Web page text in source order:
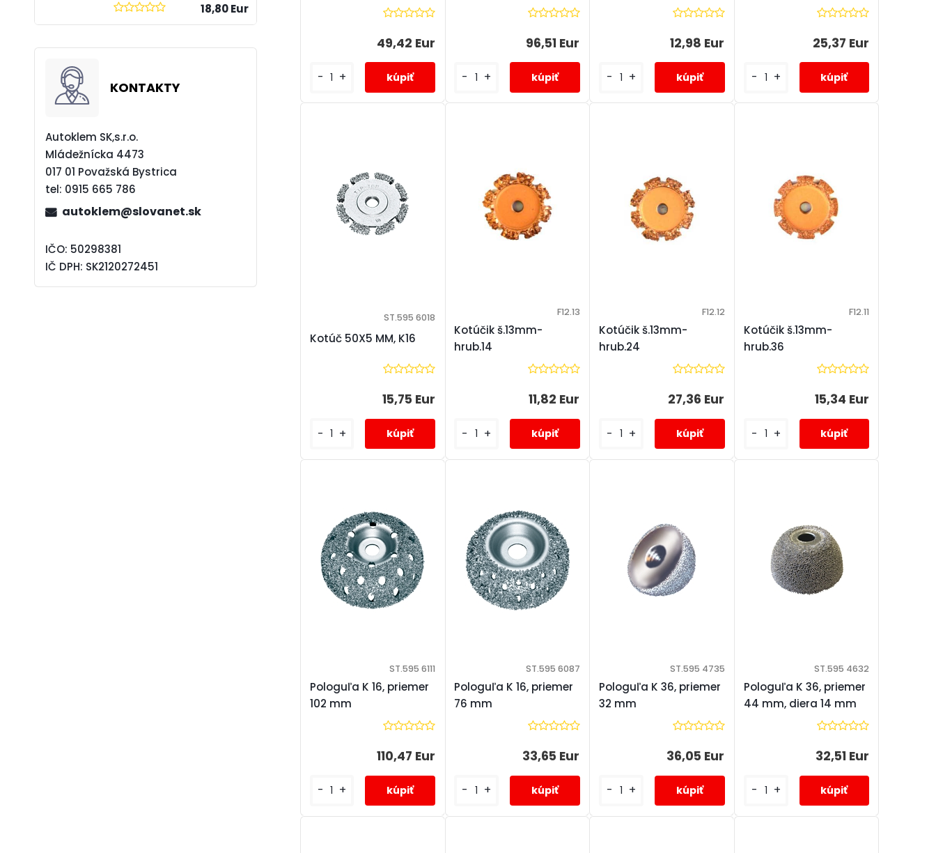
18,80 Eur
KONTAKTY
Autoklem SK,s.r.o.
Mládežnícka 4473
017 01 Považská Bystrica
tel: 0915 665 786
autoklem@slovanet.sk
IČO: 50298381
IČ DPH: SK2120272451
49,42 Eur
- +
96,51 Eur
- +
12,98 Eur
- +
25,37 Eur
- +
Kotúč 50X5 MM, K16
ST.595 6018
15,75 Eur
- +
Kotúčik š.13mm-
hrub.14
F12.13
11,82 Eur
- +
Kotúčik š.13mm-
hrub.24
F12.12
27,36 Eur
- +
Kotúčik š.13mm-
hrub.36
F12.11
15,34 Eur
- +
Pologuľa K 16, priemer
102 mm
ST.595 6111
110,47 Eur
- +
Pologuľa K 16, priemer
76 mm
ST.595 6087
33,65 Eur
- +
Pologuľa K 36, priemer
32 mm
ST.595 4735
36,05 Eur
- +
Pologuľa K 36, priemer
44 mm, diera 14 mm
ST.595 4632
32,51 Eur
- +